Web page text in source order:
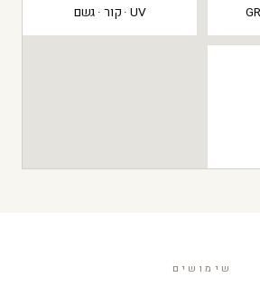
UV · קור · גשם
שימושים